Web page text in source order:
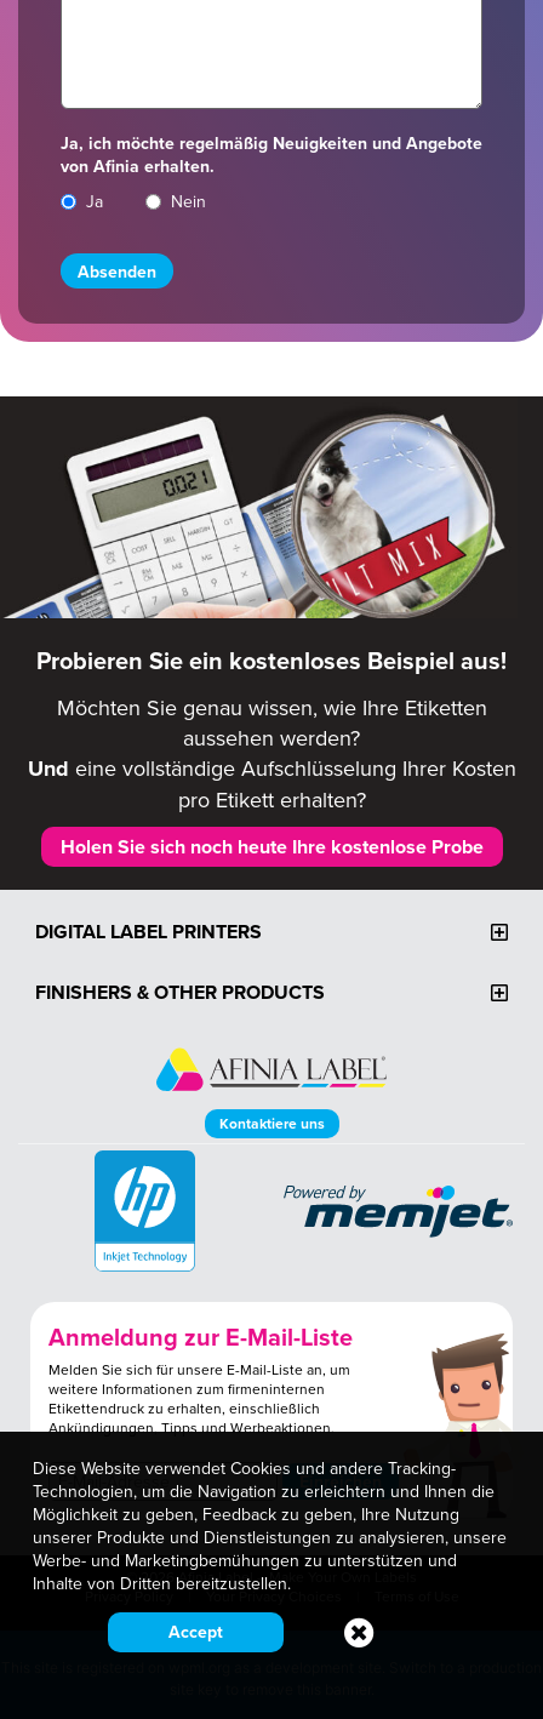
Diese Website verwendet Cookies und andere Tracking-
Technologien, um die Navigation zu erleichtern und Ihnen die
Möglichkeit zu geben, Feedback zu geben, Ihre Nutzung
unserer Produkte und Dienstleistungen zu analysieren, unsere
Werbe- und Marketingbemühungen zu unterstützen und
Inhalte von Dritten bereitzustellen.
Accept
Ja, ich möchte regelmäßig Neuigkeiten und Angebote
von Afinia erhalten.
Ja
Nein
Probieren Sie ein kostenloses Beispiel aus!
Möchten Sie genau wissen, wie Ihre Etiketten
aussehen werden?
Und eine vollständige Aufschlüsselung Ihrer Kosten
pro Etikett erhalten?
Holen Sie sich noch heute Ihre kostenlose Probe
DIGITAL LABEL PRINTERS
FINISHERS & OTHER PRODUCTS
Kontaktiere uns
Anmeldung zur E-Mail-Liste
Melden Sie sich für unsere E-Mail-Liste an, um
weitere Informationen zum firmeninternen
Etikettendruck zu erhalten, einschließlich
Ankündigungen, Tipps und Werbeaktionen.
© 2026 Afinia Label – Make Your Own Labels
Privacy Policy
Your Privacy Choices